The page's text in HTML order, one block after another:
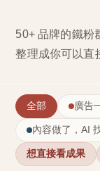
50+ 品牌的鐵粉
整理成你可以直
全部 廣告
內容做了，AI
想直接看成果